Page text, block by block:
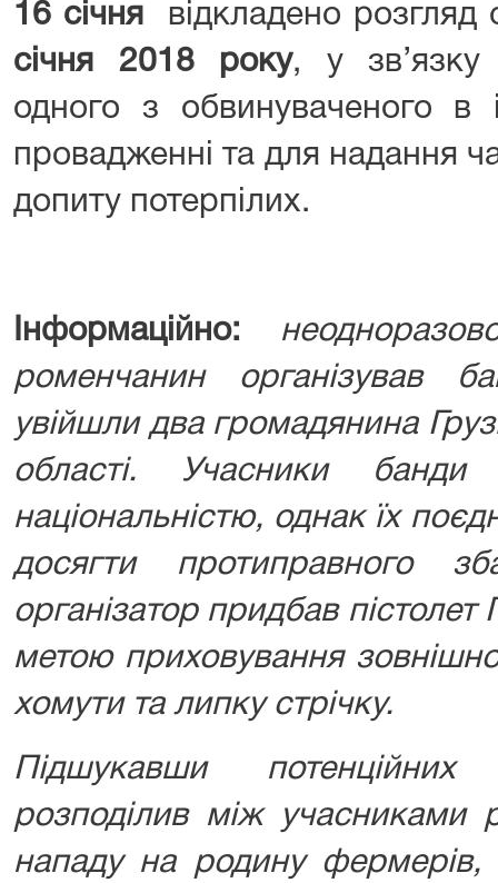
16 січня відкладено
січня 2018 року, у зв’язку
одного з обвинуваченого в
провадженні та для надання
допиту потерпілих.
Інформаційно:
роменчанин організував
увійшли два громадянина
області. Учасники
національністю, однак їх
досягти протиправного
організатор придбав
метою приховування
хомути та липку стрічку.
Підшукавши
розподілив між учасниками
нападу на родину фермерів,